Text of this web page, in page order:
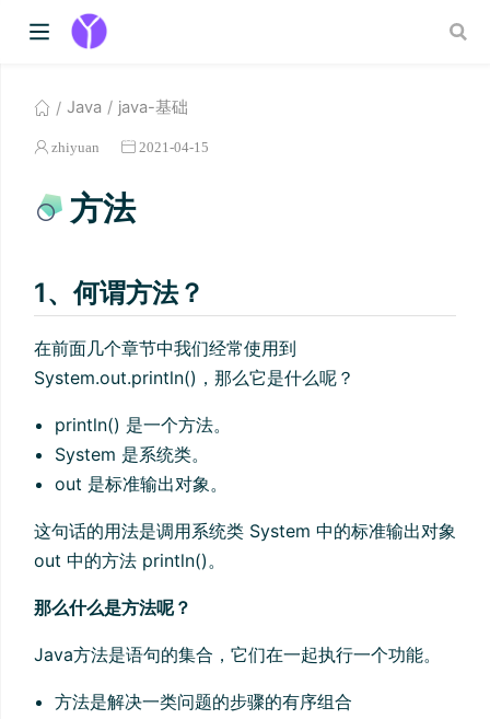
Java java-基础
zhiyuan 2021-04-15
方法
1、何谓方法？
在前面几个章节中我们经常使用到
System.out.println()，那么它是什么呢？
println() 是一个方法。
System 是系统类。
out 是标准输出对象。
这句话的用法是调用系统类 System 中的标准输出对象
out 中的方法 println()。
那么什么是方法呢？
Java方法是语句的集合，它们在一起执行一个功能。
方法是解决一类问题的步骤的有序组合